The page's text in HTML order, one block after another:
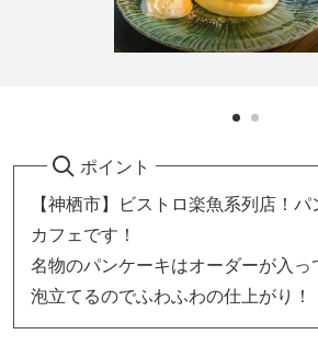
ポイント
【神栖市】ビストロ楽魚系列店！
カフェです！
名物のパンケーキはオーダーが入
泡立てるのでふわふわの仕上がり！